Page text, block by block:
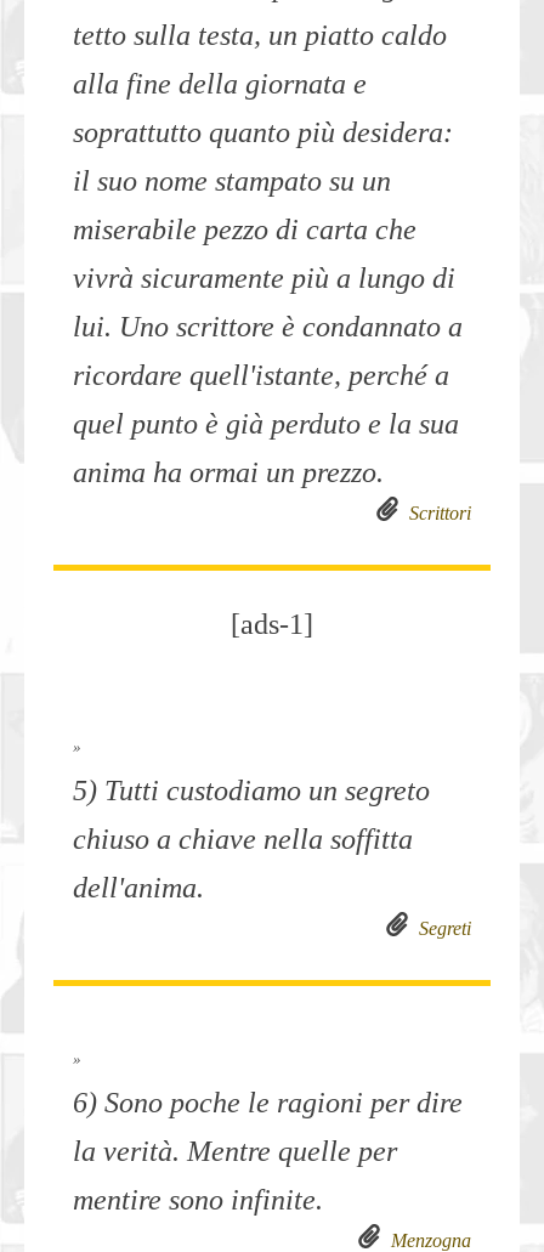
tetto sulla testa, un piatto caldo
alla fine della giornata e
soprattutto quanto più desidera:
il suo nome stampato su un
miserabile pezzo di carta che
vivrà sicuramente più a lungo di
lui. Uno scrittore è condannato a
ricordare quell'istante, perché a
quel punto è già perduto e la sua
anima ha ormai un prezzo.
Scrittori
[ads-1]
»
5) Tutti custodiamo un segreto
chiuso a chiave nella soffitta
dell'anima.
Segreti
»
6) Sono poche le ragioni per dire
la verità. Mentre quelle per
mentire sono infinite.
Menzogna